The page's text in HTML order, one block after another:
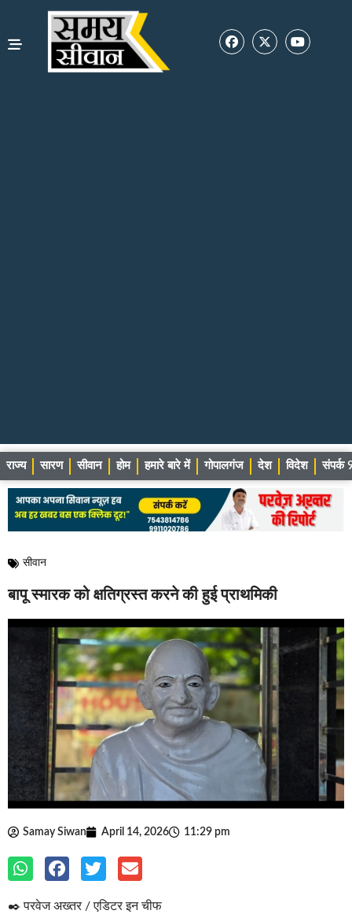
राज्य सारण सीवान होम हमारे बारे में गोपालगंज देश विदेश संपर्क
सीवान
बापू स्मारक को क्षतिग्रस्त करने की हुई प्राथमिकी
Samay Siwan April 14, 2026 11:29 pm
✒️ परवेज अख्तर / एडिटर इन चीफ